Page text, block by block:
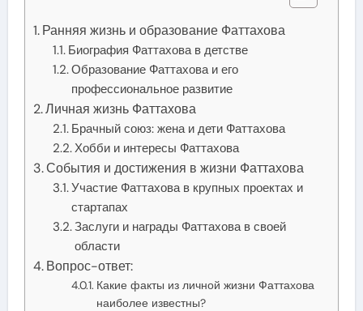
Ранняя жизнь и образование Фаттахова
Биография Фаттахова в детстве
Образование Фаттахова и его
профессиональное развитие
Личная жизнь Фаттахова
Брачный союз: жена и дети Фаттахова
Хобби и интересы Фаттахова
События и достижения в жизни Фаттахова
Участие Фаттахова в крупных проектах и
стартапах
Заслуги и награды Фаттахова в своей
области
Вопрос-ответ:
Какие факты из личной жизни Фаттахова
наиболее известны?